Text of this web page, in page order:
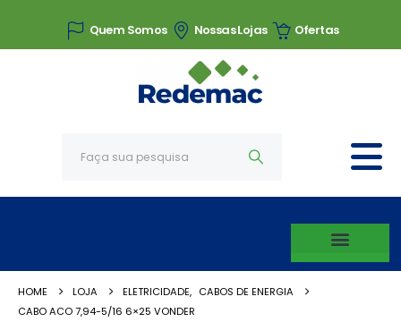
Quem Somos Nossas Lojas Ofertas
HOME LOJA ELETRICIDADE, CABOS DE ENERGIA
CABO ACO 7,94-5/16 6×25 VONDER